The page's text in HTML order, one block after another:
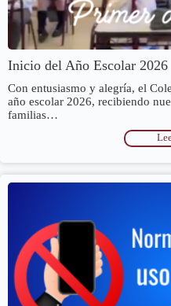
Inicio del Año Escolar 2026
Con entusiasmo y alegría, el
año escolar 2026, recibiendo
familias…